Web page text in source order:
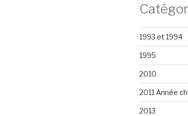
1993 et 1994
1995
2010
2011 Année
2013